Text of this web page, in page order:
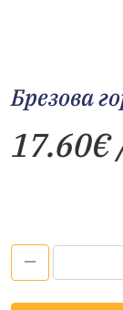
Брезова
17.60€